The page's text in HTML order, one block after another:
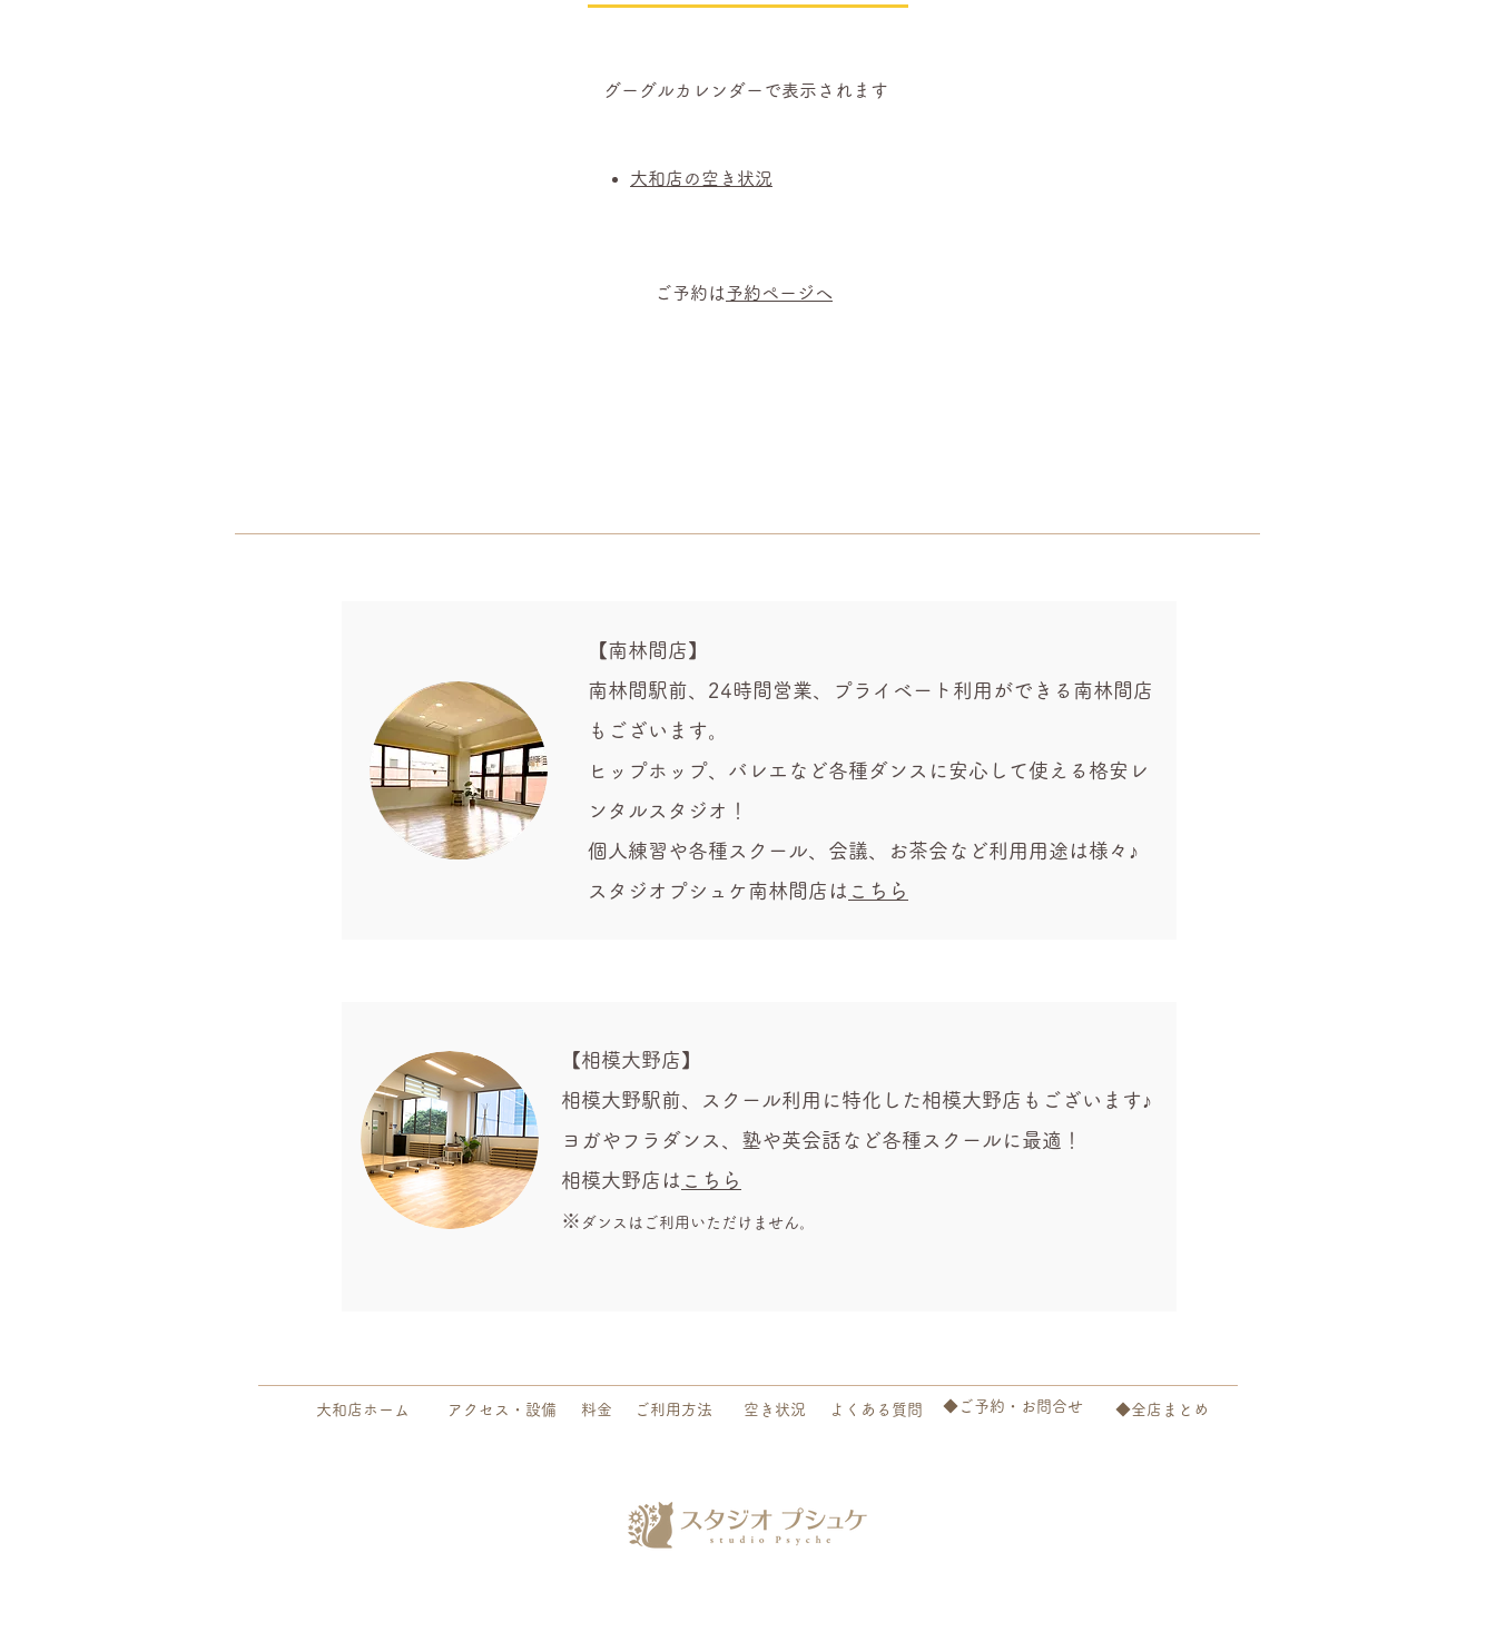
グーグルカレンダーで表示されます
​​大和店の空き状況​
ご予約は予約ページへ
【南林間店】
南林間駅前、24時間営業、プライベート利用ができる南林間店
もございます。
ヒップホップ、バレエなど各種ダンスに安心して使える格安レ
ンタルスタジオ！
個人練習や各種スクール、会議、お茶会など利用用途は様々♪
​スタジオプシュケ南林間店は こちら
【相模大野店】
相模大野駅前、スクール利用に特化した相模大野店もございます♪
ヨガやフラダンス、塾や英会話など各種スクールに最適！
​相模大野店は こちら
※ ​ダンスはご利用いただけません。
大和店ホーム アクセス・設備 料金 ご利用方法 空き状況 よくある質問 ◆全店まとめ
◆ご予約・お問合せ